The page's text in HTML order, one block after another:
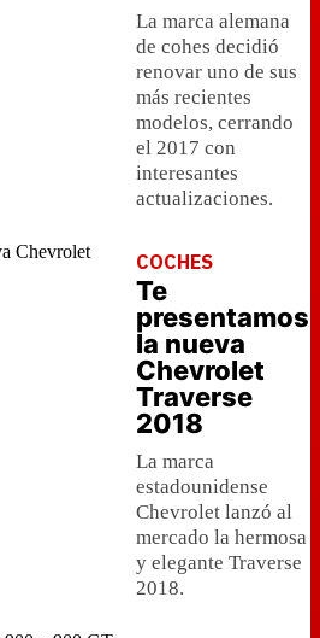
La marca alemana
de cohes decidió
renovar uno de sus
más recientes
modelos, cerrando
el 2017 con
interesantes
actualizaciones.
COCHES
Te
presentamos
la nueva
Chevrolet
Traverse
2018
La marca
estadounidense
Chevrolet lanzó al
mercado la hermosa
y elegante Traverse
2018.